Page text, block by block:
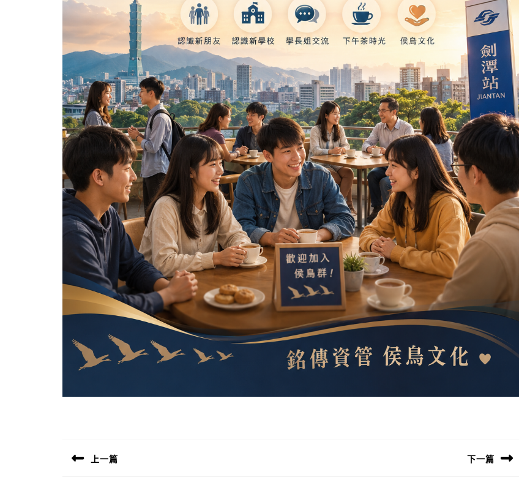
導
上一篇 下一篇